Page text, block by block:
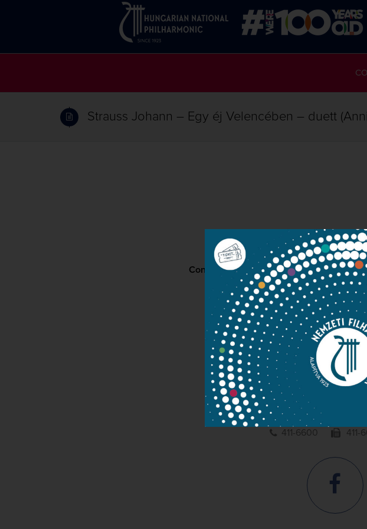
Strauss Johann – Egy éj Velencében – duett
Contact Public information
1095
411-6600
411-